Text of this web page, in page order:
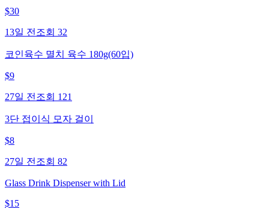
$30
13일 전 조회 32
코인육수 멸치 육수 180g(60입)
$9
27일 전 조회 121
3단 접이식 모자 걸이
$8
27일 전 조회 82
Glass Drink Dispenser with Lid
$15